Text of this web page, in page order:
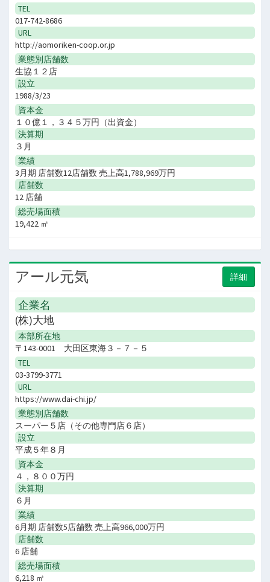
TEL
017-742-8686
URL
http://aomoriken-coop.or.jp
業態別店舗数
生協１２店
設立
1988/3/23
資本金
１０億１，３４５万円（出資金）
決算期
３月
業績
3月期 店舗数12店舗数 売上高1,788,969万円
店舗数
12 店舗
総売場面積
19,422 ㎡
アール元気 詳細
企業名
(株)大地
本部所在地
〒143-0001 大田区東海３－７－５
TEL
03-3799-3771
URL
https://www.dai-chi.jp/
業態別店舗数
スーパー５店（その他専門店６店）
設立
平成５年８月
資本金
４，８００万円
決算期
６月
業績
6月期 店舗数5店舗数 売上高966,000万円
店舗数
6 店舗
総売場面積
6,218 ㎡